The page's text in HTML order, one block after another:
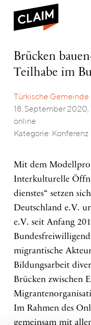
Brücken
Fachtag
Teilhabe
Bundesfreiwilligendiens
Brücken
Teilhabe im
Türkische
18. September
online
Kategorie: Konferenz
Mit dem
Interkulturelle
dienstes“ setzen
Deutschland e.V.
e.V. seit Anfang
migrantische
Bildungsarbeit
Brücken zwischen
Im Rahmen des
gemeinsam mit